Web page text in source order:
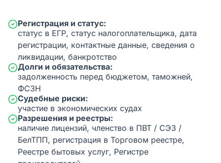
Регистрация и статус:
статус в ЕГР, статус налогоплательщика, дата
регистрации, контактные данные, сведения о
ликвидации, банкротство
Долги и обязательства:
задолженность перед бюджетом, таможней,
ФСЗН
Судебные риски:
участие в экономических судах
Разрешения и реестры:
наличие лицензий, членство в ПВТ / СЭЗ /
БелТПП, регистрация в Торговом реестре,
Реестре бытовых услуг, Регистре